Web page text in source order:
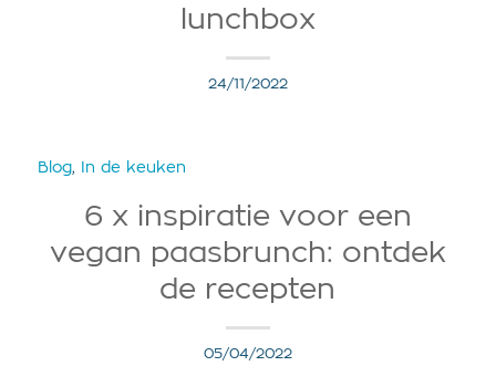
lunchbox
24/11/2022
Blog, In de keuken
6 x inspiratie voor een
vegan paasbrunch: ontdek
de recepten
05/04/2022